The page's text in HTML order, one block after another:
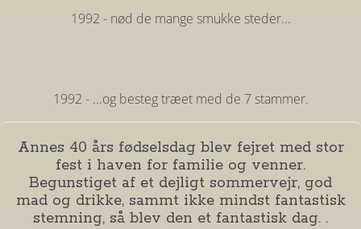
1992 - nød de mange smukke steder...
1992 - ...og besteg træet med de 7 stammer.
Annes 40 års fødselsdag blev fejret med stor
fest i haven for familie og venner.
Begunstiget af et dejligt sommervejr, god
mad og drikke, sammt ikke mindst fantastisk
stemning, så blev den et fantastisk dag. .